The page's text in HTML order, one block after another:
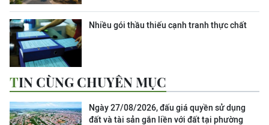
Nhiều gói thầu thiếu cạnh tranh thực chất
TIN CÙNG CHUYÊN MỤC
Ngày 27/08/2026, đấu giá quyền sử dụng
đất và tài sản gắn liền với đất tại phường